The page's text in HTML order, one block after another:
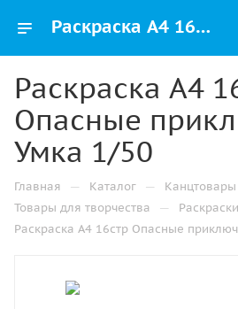
Раскраска A4 16стр Опасные приключения Умка 1/50 купить оптом и в розницу в Челябинске
Раскраска A4
Опасные
Умка 1/50
Главная — Каталог — Канцтовары
Товары для творчества — Раскраски
Раскраска A4 16стр Опасные